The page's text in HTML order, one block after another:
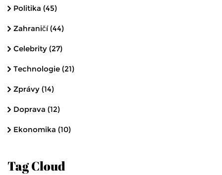
Politika (45)
Zahraničí(44)
Celebrity (27)
Technologie (21)
Zprávy (14)
Doprava (12)
Ekonomika (10)
Tag Cloud